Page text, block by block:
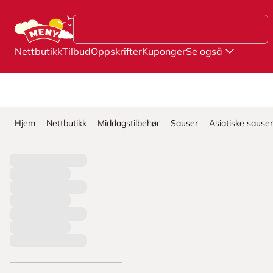
NettbutikkTilbudOppskrifterKupongerSe også
Hjem Nettbutikk Middagstilbehør Sauser Asiatiske sauser